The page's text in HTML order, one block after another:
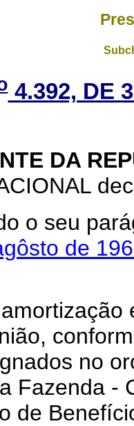
4.392, DE
DA
o seu
de
no
Fazenda -
de